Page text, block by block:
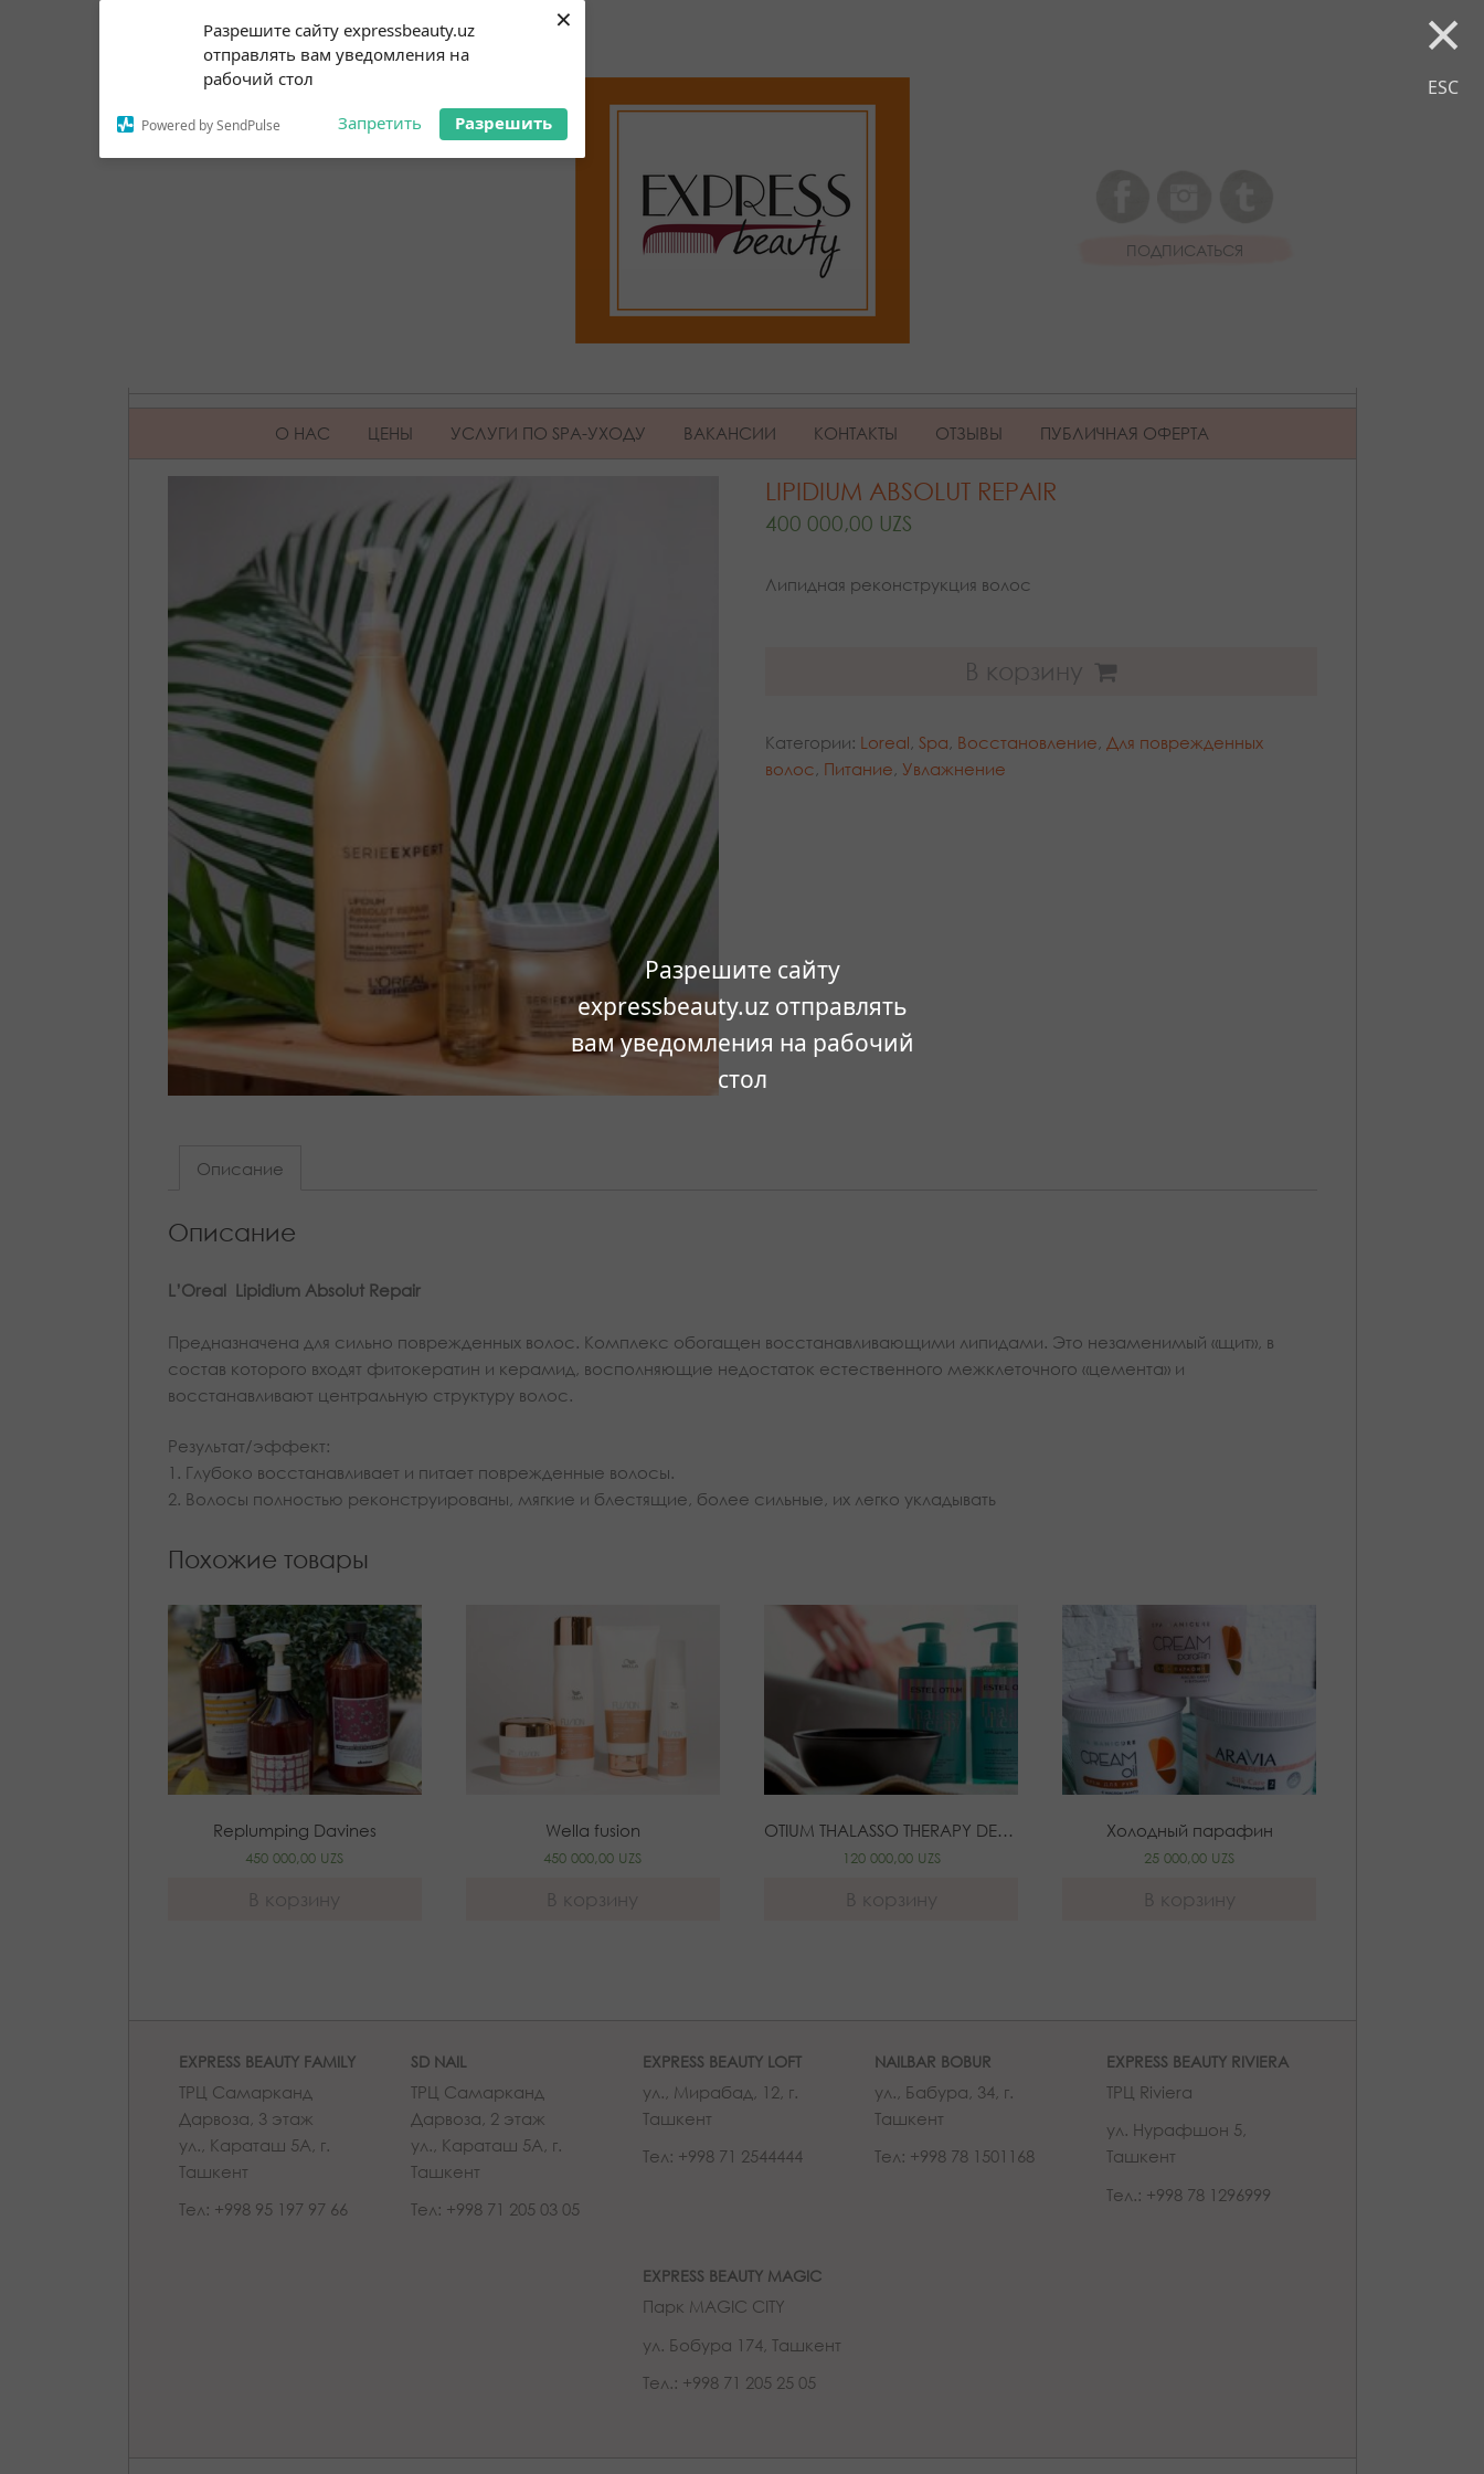
Разрешите сайту expressbeauty.uz
отправлять вам уведомления на
рабочий стол
Powered by SendPulse Запретить Разрешить
× ×
ESC
Разрешите сайту
expressbeauty.uz отправлять
вам уведомления на рабочий
стол
notifications!
To enable permission prompts, click
on the notification icon
ПОДПИСАТЬСЯ
SKIP TO CONTENT
О НАС ЦЕНЫ УСЛУГИ ПО SPA-УХОДУ ВАКАНСИИ КОНТАКТЫ ОТЗЫВЫ ПУБЛИЧНАЯ ОФЕРТА
LIPIDIUM ABSOLUT REPAIR
400 000,00 UZS
Липидная реконструкция волос
В корзину
Категории: Loreal, Spa, Восстановление, Для поврежденных
волос, Питание, Увлажнение
Описание
Описание
L’Oreal Lipidium Absolut Repair
Предназначена для сильно поврежденных волос. Комплекс обогащен восстанавливающими липидами. Это незаменимый «щит», в
состав которого входят фитокератин и керамид, восполняющие недостаток естественного межклеточного «цемента» и
восстанавливают центральную структуру волос.
Результат/эффект:
1. Глубоко восстанавливает и питает поврежденные волосы.
2. Волосы полностью реконструированы, мягкие и блестящие, более сильные, их легко укладывать
Похожие товары
Replumping Davines
450 000,00 UZS
В корзину
Wella fusion
450 000,00 UZS
В корзину
OTIUM THALASSO THERAPY DETOX
120 000,00 UZS
В корзину
Холодный парафин
25 000,00 UZS
В корзину
EXPRESS BEAUTY FAMILY
ТРЦ Самарканд
Дарвоза, 3 этаж
ул., Караташ 5А, г.
Ташкент
Тел: +998 95 197 97 66
SD NAIL
ТРЦ Самарканд
Дарвоза, 2 этаж
ул., Караташ 5А, г.
Ташкент
Тел: +998 71 205 03 05
EXPRESS BEAUTY LOFT
ул., Мирабад, 12, г.
Ташкент
Тел: +998 71 2544444
NAILBAR BOBUR
ул., Бабура, 34, г.
Ташкент
Тел: +998 78 1501168
EXPRESS BEAUTY RIVIERA
ТРЦ Riviera
ул. Нурафшон 5,
Ташкент
Тел.: +998 78 1296999
EXPRESS BEAUTY MAGIC
Парк MAGIC CITY
ул. Бобура 174, Ташкент
Тел.: +998 71 205 25 05